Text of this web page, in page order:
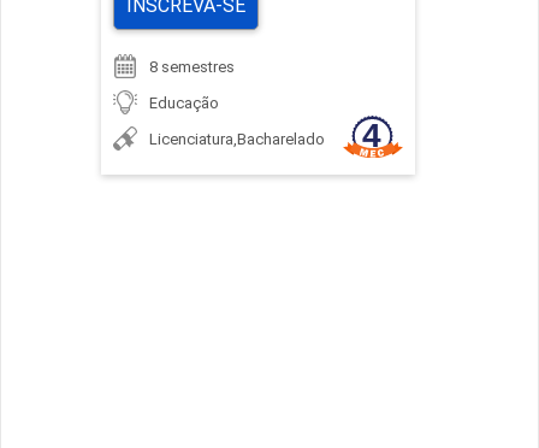
INSCREVA-SE
8 semestres
Educação
Licenciatura,Bacharelado